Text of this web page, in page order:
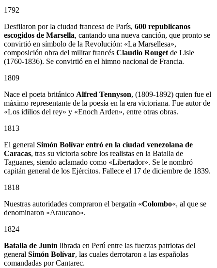
1792
Desfilaron por la ciudad francesa de París, 600 republicanos
escogidos de Marsella, cantando una nueva canción, que pronto se
convirtió en símbolo de la Revolución: «La Marsellesa»,
composición obra del militar francés Claudio Rouget de Lisle
(1760-1836). Se convirtió en el himno nacional de Francia.
1809
Nace el poeta británico Alfred Tennyson, (1809-1892) quien fue el
máximo representante de la poesía en la era victoriana. Fue autor de
«Los idilios del rey» y «Enoch Arden», entre otras obras.
1813
El general Simón Bolívar entró en la ciudad venezolana de
Caracas, tras su victoria sobre los realistas en la Batalla de
Taguanes, siendo aclamado como «Libertador». Se le nombró
capitán general de los Ejércitos. Fallece el 17 de diciembre de 1839.
1818
Nuestras autoridades compraron el bergatín «Colombo«, al que se
denominaron «Araucano».
1824
Batalla de Junín librada en Perú entre las fuerzas patriotas del
general Simón Bolívar, las cuales derrotaron a las españolas
comandadas por Cantarec.